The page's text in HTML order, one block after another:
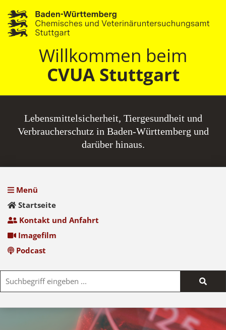
Willkommen beim
CVUA Stuttgart
Lebensmittel­sicherheit, Tiergesundheit und
Verbraucherschutz in Baden-Württemberg und
darüber hinaus.
Menü
Startseite
Kontakt und Anfahrt
Imagefilm
Podcast